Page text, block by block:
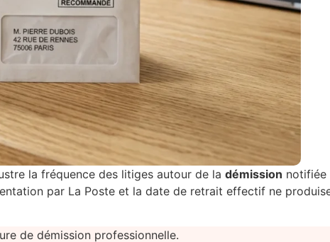
la fréquence des litiges autour de la démission notifiée
par La Poste et la date de retrait effectif ne